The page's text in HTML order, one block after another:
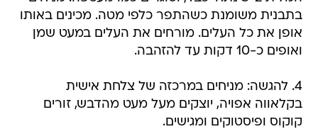
בתבנית משומנת כשהתפר כלפי מטה. מכינים באותו
אופן את כל העלים. מורחים את העלים במעט שמן
ואופים כ-10 דקות עד להזהבה.
4. להגשה: מניחים במרכזה של צלחת אישית
בקלאווה אפויה, יוצקים מעל מעט מהדבש, זורים
קוקוס ופיסטוקים ומגישים.